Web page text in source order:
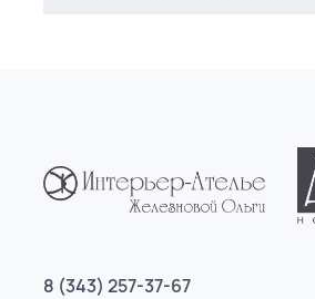
8 (343) 257-37-67